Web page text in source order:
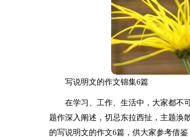
写说明文的作文锦集6篇
在学习、工作、生活中，大家都不
题作深入阐述，切忌东拉西扯，主题涣
的写说明文的作文6篇，供大家参考借